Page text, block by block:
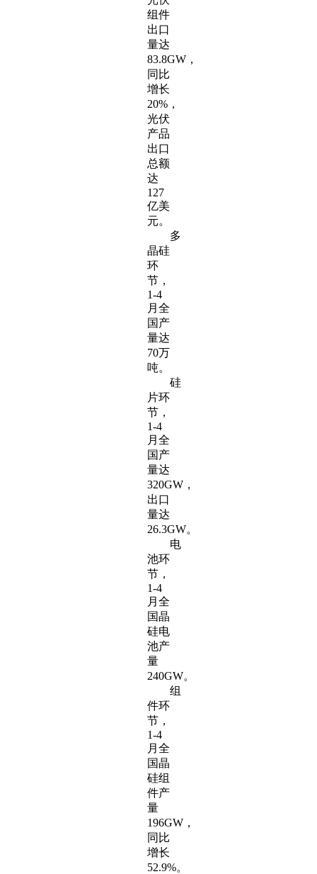
组件
出口
量达
83.8GW，
同比
增长
20%，
光伏
产品
出口
总额
达
127
亿美
元。
多
晶硅
环
节，
1-4
月全
国产
量达
70万
吨。
硅
片环
节，
1-4
月全
国产
量达
320GW，
出口
量达
26.3GW。
电
池环
节，
1-4
月全
国晶
硅电
池产
量
240GW。
组
件环
节，
1-4
月全
国晶
硅组
件产
量
196GW，
同比
增长
52.9%。